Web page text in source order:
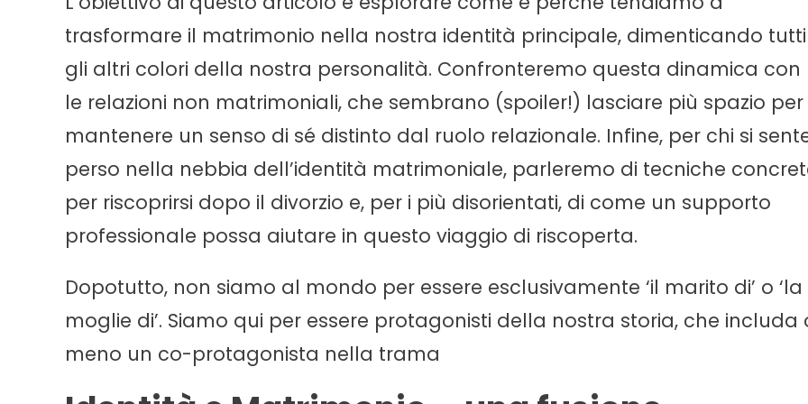
trasformare il matrimonio nella nostra identità principale, dimenticando tutti
gli altri colori della nostra personalità. Confronteremo questa dinamica con
le relazioni non matrimoniali, che sembrano (spoiler!) lasciare più spazio per
mantenere un senso di sé distinto dal ruolo relazionale. Infine, per chi si
perso nella nebbia dell’identità matrimoniale, parleremo di tecniche
per riscoprirsi dopo il divorzio e, per i più disorientati, di come un supporto
professionale possa aiutare in questo viaggio di riscoperta.
Dopotutto, non siamo al mondo per essere esclusivamente ‘il marito di’ o ‘la
moglie di’. Siamo qui per essere protagonisti della nostra storia, che includa
meno un co-protagonista nella trama